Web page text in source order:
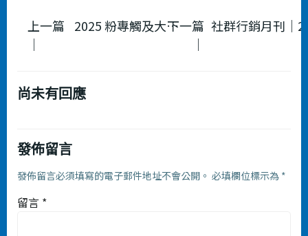
Post
navigation
上一篇
｜
2025 粉專觸及大崩盤？社群行銷必看的 5 大解法
Post
navigation
下一篇
｜
尚未有回應
發佈留言
發佈留言必須填寫的電子郵件地址不會公開。 必填欄位標示為 *
留言 *